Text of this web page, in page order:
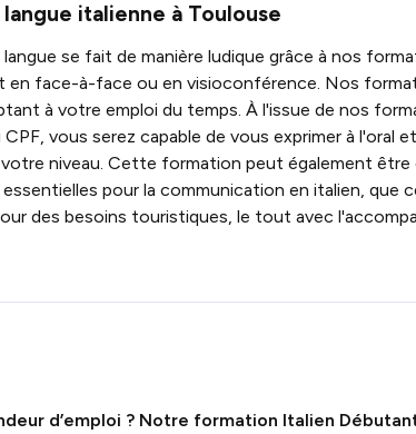
italienne à Toulouse
se fait de manière ludique grâce à nos
en face-à-face ou en visioconférence. Nos
à votre emploi du temps. À l'issue de nos
vous serez capable de vous exprimer à l'oral
votre niveau. Cette formation peut également
pour la communication en italien, que
des besoins touristiques, le tout avec
d’emploi ? Notre formation Italien